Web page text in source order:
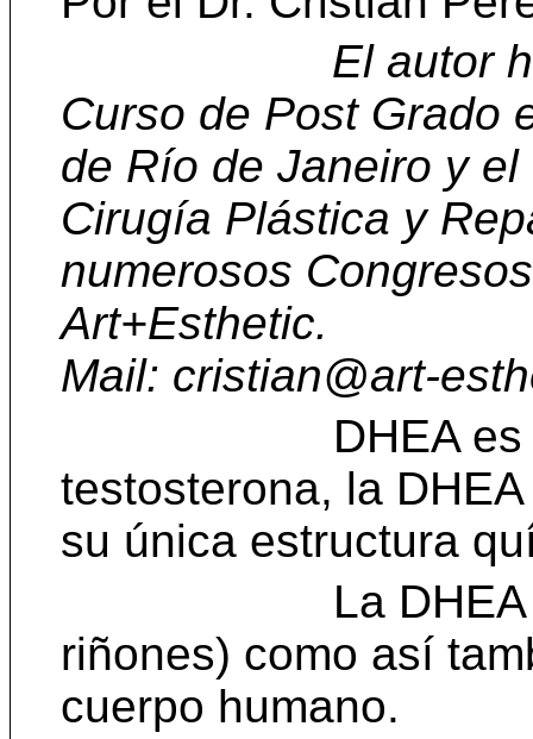
El autor
Curso de Post Grado
de Río de Janeiro y
Cirugía Plástica y
numerosos
Art+Esthetic.
Mail: cristian@art-
DHEA
testosterona, la
su única estructura
La DHEA
riñones) como así
cuerpo humano.